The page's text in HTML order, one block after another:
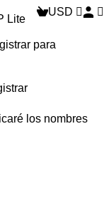
USD
Lite
para
los nombres